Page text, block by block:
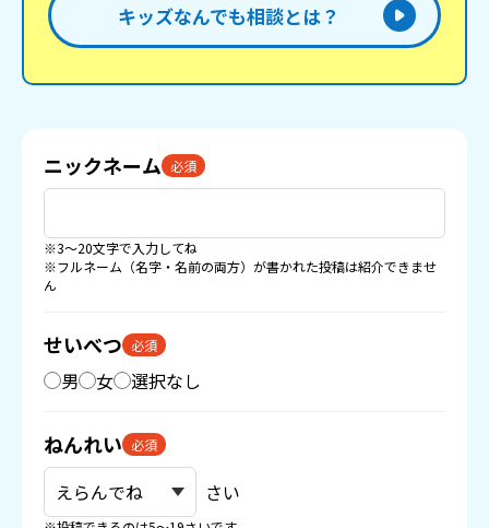
キッズなんでも相談とは？
ニックネーム 必須
※3〜20文字で入力してね
※フルネーム（名字・名前の両方）が書かれた投稿は紹介できませ
ん
せいべつ 必須
男 女 選択なし
ねんれい 必須
さい